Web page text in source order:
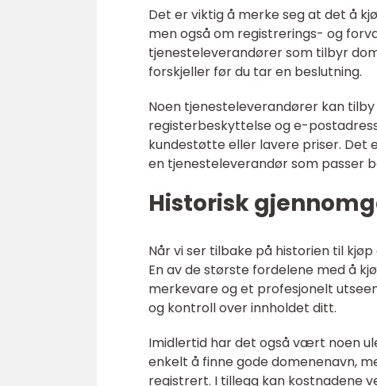
Det er viktig å merke seg at det å
men også om registrerings- og
tjenesteleverandører som tilbyr
forskjeller før du tar en beslutning.
Noen tjenesteleverandører kan
registerbeskyttelse og e-
kundestøtte eller lavere priser. Det
en tjenesteleverandør som passer
Historisk
Når vi ser tilbake på historien til
En av de største fordelene med å
merkevare og et profesjonelt
og kontroll over innholdet ditt.
Imidlertid har det også vært noen
enkelt å finne gode domenenavn,
registrert. I tillegg kan kostnadene